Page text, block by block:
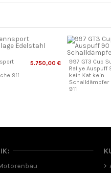
911
5.750,00 €
997 GT3 Cup
Rallye Auspuff
kein Kat kein
Schalldämpfer
911